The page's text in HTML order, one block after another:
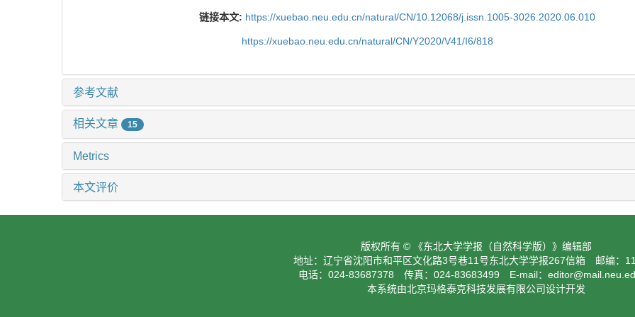
链接本文: https://xuebao.neu.edu.cn/natural/CN/10.12068/j.issn.1005-3026.2020.06.010
https://xuebao.neu.edu.cn/natural/CN/Y2020/V41/I6/818
参考文献
相关文章 15
Metrics
本文评价
版权所有 © 《东北大学学报（自然科学版）》编辑部
地址：辽宁省沈阳市和平区文化路3号巷11号东北大学学报267信箱 邮编：
电话：024-83687378 传真：024-83683499 E-mail：
本系统由北京玛格泰克科技发展有限公司设计开发